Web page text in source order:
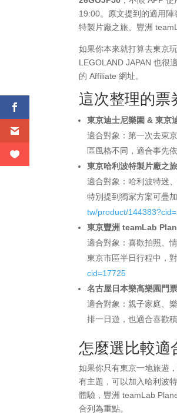
19:00。原文提到的適用
特製片廠之旅、豐洲
如果你本來就打算去東京
LEGOLAND JAPAN 也很
的 Affiliate 網址。
這次整理的票
東京迪士尼樂園 & 東京
適合對象：第一次去東
區風格不同，適合事先
東京哈利波特製片廠之
適合對象：哈利波特迷
特別提到獨家方案可疊
tw/product/
東京豐洲 teamLab
適合對象：喜歡拍照、
東京市區半日行程中，
cid=17725
名古屋日本樂高樂園門
適合對象：親子家庭、
排一日遊，也適合喜歡
怎麼選比較適
如果你只有東京一地旅遊
有主題，可以加入哈利波
體驗，豐洲 teamLab
合列為重點。